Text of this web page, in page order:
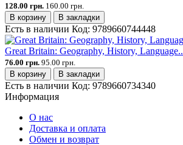
128.00 грн. 160.00 грн.
В корзину
В закладки
Есть в наличии Код: 9789660744448
Great Britain: Geography, History,
76.00 грн. 95.00 грн.
В корзину
В закладки
Есть в наличии Код: 9789660734340
Информация
О нас
Доставка и оплата
Обмен и возврат